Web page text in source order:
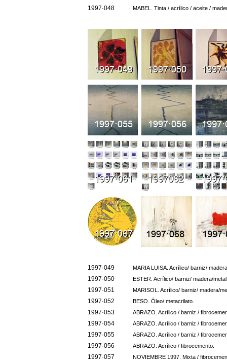
1997·048 MABEL. Tinta / acrílico / aceite /
1997·049 MARIA LUISA. Acrílico/ barniz/
1997·050 ESTER. Acrílico/ barniz/ madera/
1997·051 MARISOL. Acrílico/ barniz/ madera/
1997·052 BESO. Óleo/ metacrilato.
1997·053 ABRAZO. Acrílico / barniz /
1997·054 ABRAZO. Acrílico / barniz /
1997·055 ABRAZO. Acrílico / barniz /
1997·056 ABRAZO. Acrílico / fibrocemento.
1997·057 NOVIEMBRE 1997. Mixta /